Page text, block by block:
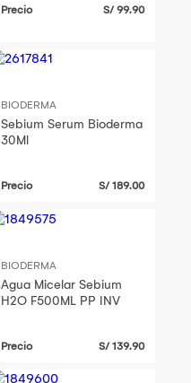
Precio S/ 99.90
BIODERMA
Sebium Serum Bioderma
30Ml
Precio S/ 189.00
BIODERMA
Agua Micelar Sebium
H2O F500ML PP INV
Precio S/ 139.90